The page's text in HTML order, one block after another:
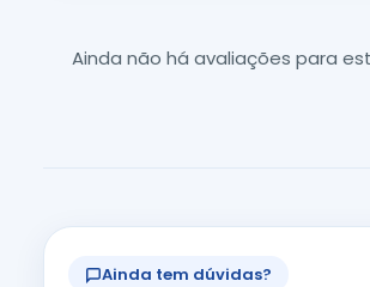
Ainda não há avaliações para
Ainda tem dúvidas?